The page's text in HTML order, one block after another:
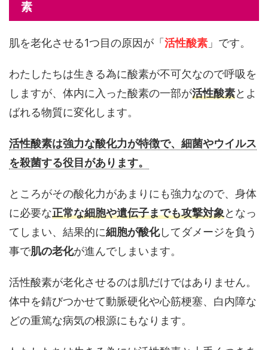
素
肌を老化させる1つ目の原因が「 活性酸素 」です。
わたしたちは生きる為に酸素が不可欠なので呼吸を
しますが、体内に入った酸素の一部が活性酸素とよ
ばれる物質に変化します。
活性酸素は強力な酸化力が特徴で、細菌やウイルス
を殺菌する役目があります。
ところがその酸化力があまりにも強力なので、身体
に必要な正常な細胞や遺伝子までも攻撃対象となっ
てしまい、結果的に細胞が酸化してダメージを負う
事で肌の老化が進んでしまいます。
活性酸素が老化させるのは肌だけではありません。
体中を錆びつかせて動脈硬化や心筋梗塞、白内障な
どの重篤な病気の根源にもなります。